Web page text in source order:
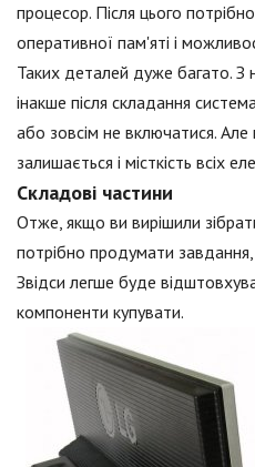
процесор. Після цього
оперативної пам'яті і
Таких деталей дуже багато. З
інакше після складання
або зовсім не включатися. Але
залишається і місткість всіх
Складові частини
Отже, якщо ви вирішили
потрібно продумати завдання,
Звідси легше буде
компоненти купувати.